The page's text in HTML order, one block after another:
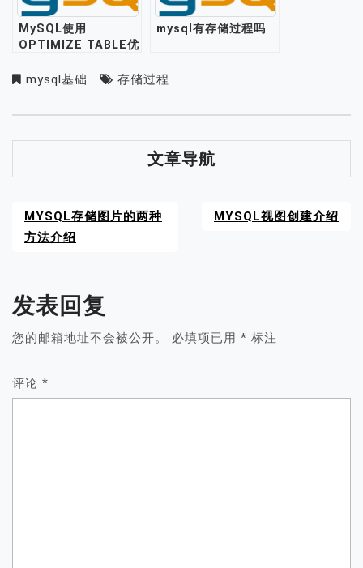
MySQL使用
OPTIMIZE TABLE优
mysql有存储过程吗
mysql基础 存储过程
文章导航
MYSQL存储图片的两种
方法介绍
MYSQL视图创建介绍
发表回复
您的邮箱地址不会被公开。 必填项已用 * 标注
评论 *